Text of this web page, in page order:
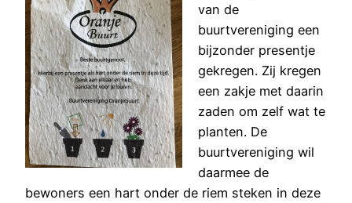
van de
buurtvereniging een
bijzonder presentje
gekregen. Zij kregen
een zakje met daarin
zaden om zelf wat te
planten. De
buurtvereniging wil
daarmee de
bewoners een hart onder de riem steken in deze